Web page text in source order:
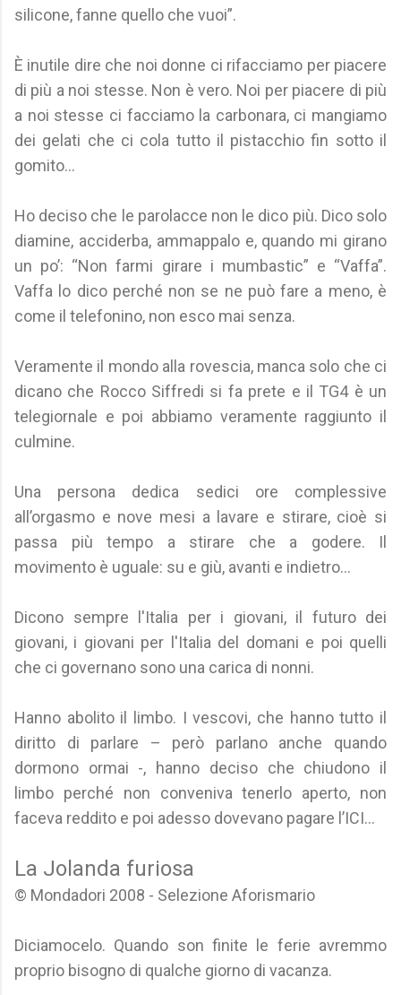
silicone, fanne quello che vuoi”.
È inutile dire che noi donne ci rifacciamo per piacere
di più a noi stesse. Non è vero. Noi per piacere di più
a noi stesse ci facciamo la carbonara, ci mangiamo
dei gelati che ci cola tutto il pistacchio fin sotto il
gomito...
Ho deciso che le parolacce non le dico più. Dico solo
diamine, acciderba, ammappalo e, quando mi girano
un po’: “Non farmi girare i mumbastic” e “Vaffa”.
Vaffa lo dico perché non se ne può fare a meno, è
come il telefonino, non esco mai senza.
Veramente il mondo alla rovescia, manca solo che ci
dicano che Rocco Siffredi si fa prete e il TG4 è un
telegiornale e poi abbiamo veramente raggiunto il
culmine.
Una persona dedica sedici ore complessive
all’orgasmo e nove mesi a lavare e stirare, cioè si
passa più tempo a stirare che a godere. Il
movimento è uguale: su e giù, avanti e indietro…
Dicono sempre l'Italia per i giovani, il futuro dei
giovani, i giovani per l'Italia del domani e poi quelli
che ci governano sono una carica di nonni.
Hanno abolito il limbo. I vescovi, che hanno tutto il
diritto di parlare – però parlano anche quando
dormono ormai -, hanno deciso che chiudono il
limbo perché non conveniva tenerlo aperto, non
faceva reddito e poi adesso dovevano pagare l’ICI...
La Jolanda furiosa
© Mondadori 2008 - Selezione Aforismario
Diciamocelo. Quando son finite le ferie avremmo
proprio bisogno di qualche giorno di vacanza.